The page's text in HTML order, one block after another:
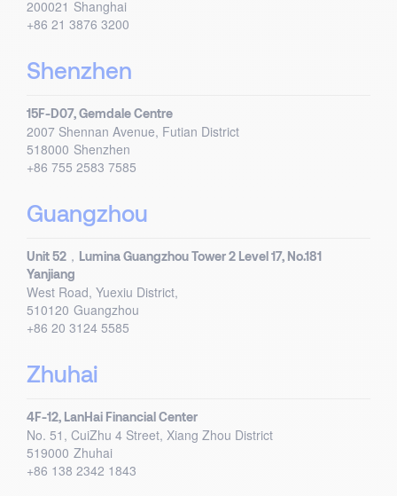
200021 Shanghai
+86 21 3876 3200
Shenzhen
15F-D07, Gemdale Centre
2007 Shennan Avenue, Futian District
518000 Shenzhen
+86 755 2583 7585
Guangzhou
Unit 52，Lumina Guangzhou Tower 2 Level 17, No.181
Yanjiang
West Road, Yuexiu District,
510120 Guangzhou
+86 20 3124 5585
Zhuhai
4F-12, LanHai Financial Center
No. 51, CuiZhu 4 Street, Xiang Zhou District
519000 Zhuhai
+86 138 2342 1843